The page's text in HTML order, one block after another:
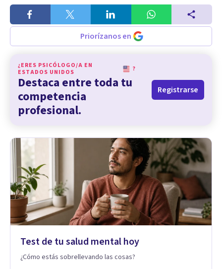
Priorízanos en
¿ERES PSICÓLOGO/A EN
ESTADOS UNIDOS
?
Destaca entre toda tu
competencia
profesional.
Registrarse
Test de tu salud mental hoy
¿Cómo estás sobrellevando las cosas?